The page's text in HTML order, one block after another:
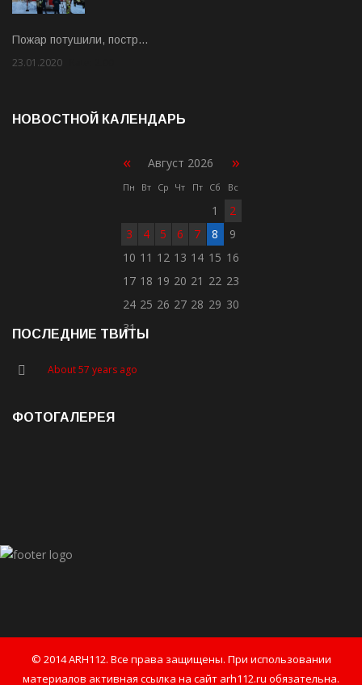
Пожар потушили, постр…
23.01.2020
НОВОСТНОЙ КАЛЕНДАРЬ
« Август 2026 »
Пн Вт Ср Чт Пт Сб Вс
1
2
3
4 5 6 7 8
9
10 11 12 13 14 15 16
17 18 19 20 21 22 23
24 25 26 27 28 29 30
31
ПОСЛЕДНИЕ ТВИТЫ
About 57 years ago
ФОТОГАЛЕРЕЯ
© 2014 ARH112. Все права защищены. При использовании
материалов активная ссылка на сайт arh112.ru обязательна.